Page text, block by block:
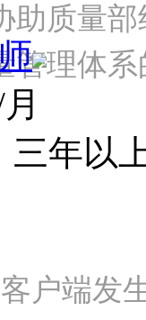
助质量
管理体
年以
户端发